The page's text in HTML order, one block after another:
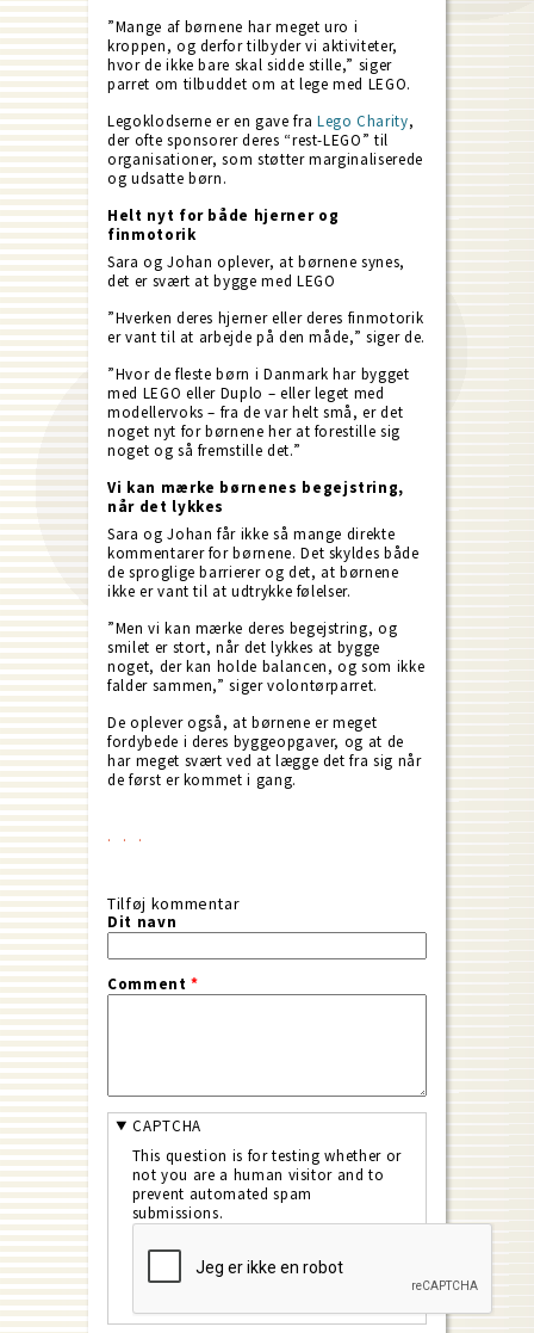
”Mange af børnene har meget uro i
kroppen, og derfor tilbyder vi aktiviteter,
hvor de ikke bare skal sidde stille,” siger
parret om tilbuddet om at lege med LEGO.
Legoklodserne er en gave fra Lego Charity,
der ofte sponsorer deres “rest-LEGO” til
organisationer, som støtter marginaliserede
og udsatte børn.
Helt nyt for både hjerner og
finmotorik
Sara og Johan oplever, at børnene synes,
det er svært at bygge med LEGO
”Hverken deres hjerner eller deres finmotorik
er vant til at arbejde på den måde,” siger de.
”Hvor de fleste børn i Danmark har bygget
med LEGO eller Duplo – eller leget med
modellervoks – fra de var helt små, er det
noget nyt for børnene her at forestille sig
noget og så fremstille det.”
Vi kan mærke børnenes begejstring,
når det lykkes
Sara og Johan får ikke så mange direkte
kommentarer for børnene. Det skyldes både
de sproglige barrierer og det, at børnene
ikke er vant til at udtrykke følelser.
”Men vi kan mærke deres begejstring, og
smilet er stort, når det lykkes at bygge
noget, der kan holde balancen, og som ikke
falder sammen,” siger volontørparret.
De oplever også, at børnene er meget
fordybede i deres byggeopgaver, og at de
har meget svært ved at lægge det fra sig når
de først er kommet i gang.
Tilføj kommentar
Dit navn
Comment*
CAPTCHA
This question is for testing whether or
not you are a human visitor and to
prevent automated spam
submissions.